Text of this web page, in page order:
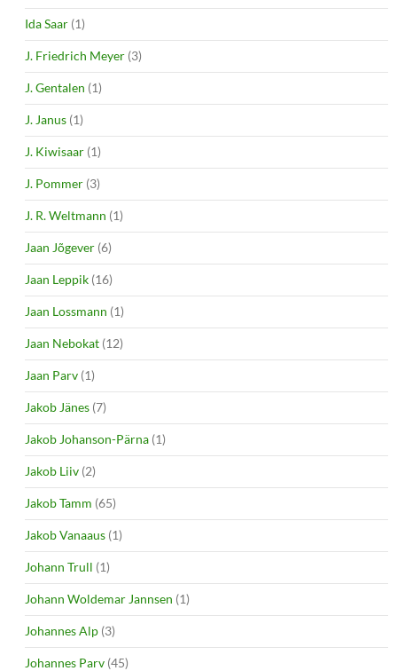
Ida Saar (1)
J. Friedrich Meyer (3)
J. Gentalen (1)
J. Janus (1)
J. Kiwisaar (1)
J. Pommer (3)
J. R. Weltmann (1)
Jaan Jõgever (6)
Jaan Leppik (16)
Jaan Lossmann (1)
Jaan Nebokat (12)
Jaan Parv (1)
Jakob Jänes (7)
Jakob Johanson-Pärna (1)
Jakob Liiv (2)
Jakob Tamm (65)
Jakob Vanaaus (1)
Johann Trull (1)
Johann Woldemar Jannsen (1)
Johannes Alp (3)
Johannes Parv (45)